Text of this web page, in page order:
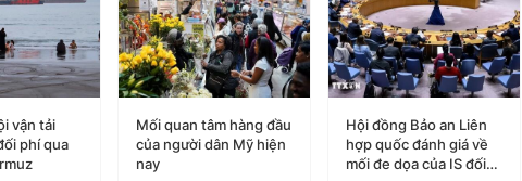
vận tải
phí qua
Mối quan tâm hàng đầu
của người dân Mỹ hiện
nay
Hội đồng Bảo an Liên
hợp quốc đánh giá về
mối đe dọa của IS đối